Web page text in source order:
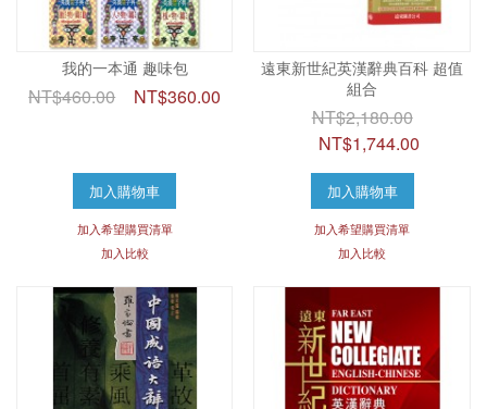
我的一本通 趣味包
NT$460.00 NT$360.00
加入購物車
加入希望購買清單
加入比較
遠東新世紀英漢辭典百科 超值
組合
NT$2,180.00
NT$1,744.00
加入購物車
加入希望購買清單
加入比較